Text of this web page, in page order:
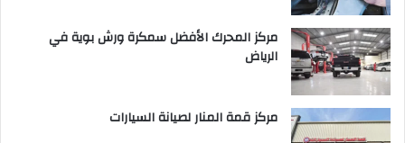
مركز المحرك الأفضل سمكرة ورش بوية في
الرياض
مركز قمة المنار لصيانة السيارات